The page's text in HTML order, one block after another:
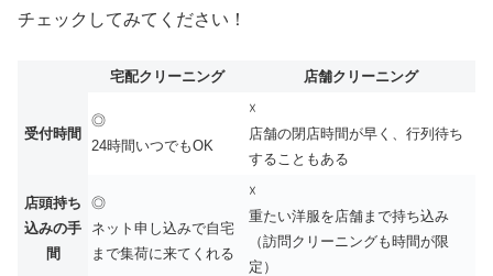
チェックしてみてください！
宅配クリーニング 店舗クリーニング
受付時間
◎
24時間いつでもOK
☓
店舗の閉店時間が早く、行列待ち
することもある
店頭持ち
込みの手
間
◎
ネット申し込みで自宅
まで集荷に来てくれる
☓
重たい洋服を店舗まで持ち込み
（訪問クリーニングも時間が限
定）